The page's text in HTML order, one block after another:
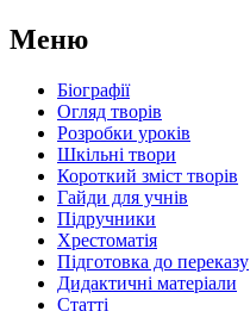
Меню
Біографії
Огляд творів
Розробки уроків
Шкільні твори
Короткий зміст творів
Гайди для учнів
Підручники
Хрестоматія
Підготовка до переказу
Дидактичні матеріали
Статті